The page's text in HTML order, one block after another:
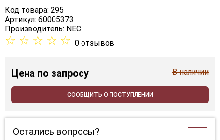
Код товара: 295
Артикул: 60005373
Производитель: NEC
☆ ☆ ☆ ☆ ☆ 0 отзывов
Цена по запросу В наличии
СООБЩИТЬ О ПОСТУПЛЕНИИ
Остались вопросы?